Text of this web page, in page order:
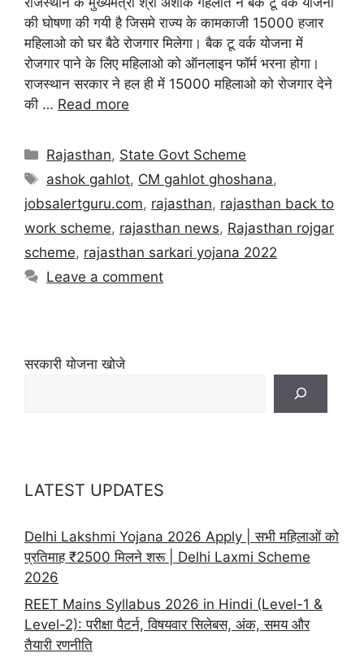
की घोषणा की गयी है जिसमे राज्य के कामकाजी 15000 हजार
महिलाओ को घर बैठे रोजगार मिलेगा। बैक टू वर्क योजना में
रोजगार पाने के लिए महिलाओ को ऑनलाइन फॉर्म भरना होगा।
राजस्थान सरकार ने हल ही में 15000 महिलाओ को रोजगार देने
की … Read more
Rajasthan, State Govt Scheme
ashok gahlot, CM gahlot ghoshana,
jobsalertguru.com, rajasthan, rajasthan back to
work scheme, rajasthan news, Rajasthan rojgar
scheme, rajasthan sarkari yojana 2022
Leave a comment
सरकारी योजना खोजे
LATEST UPDATES
Delhi Lakshmi Yojana 2026 Apply | सभी महिलाओं को
प्रतिमाह ₹2500 मिलने शरू | Delhi Laxmi Scheme
2026
REET Mains Syllabus 2026 in Hindi (Level-1 &
Level-2): परीक्षा पैटर्न, विषयवार सिलेबस, अंक, समय और
तैयारी रणनीति